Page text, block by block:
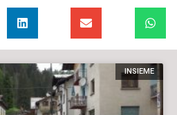
INSIEME